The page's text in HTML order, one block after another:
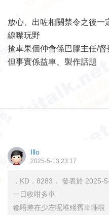
放心、出咗相關禁令之後一
線嚟玩野
揸車果個仲會係巴膠主任/督
但事實係益車、製作話題
Illo
2025-5-13 23:17
．KD．8283． 發表於 2025-
一日收咁多車
都唔差在少左呢堆殘舊車輛啦